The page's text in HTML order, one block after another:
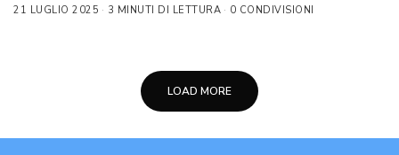
21 LUGLIO 2025 3 MINUTI DI LETTURA 0 CONDIVISIONI
LOAD MORE